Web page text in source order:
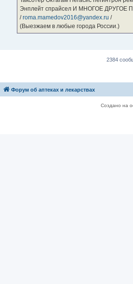
Энплейт спрайсел И МНОГОЕ
/roma.mamedov2016@yandex.ru /
(Выезжаем в любые города России.)
2384
Форум об аптеках и лекарствах
Создано на